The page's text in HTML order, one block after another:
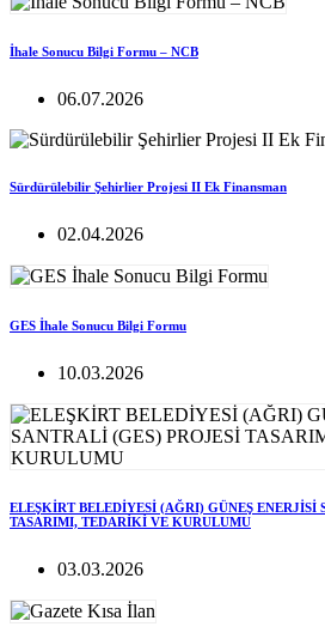
İhale Sonucu Bilgi Formu – NCB
06.07.2026
Sürdürülebilir Şehirlier Projesi II Ek Finansman
02.04.2026
GES İhale Sonucu Bilgi Formu
10.03.2026
ELEŞKİRT BELEDİYESİ (AĞRI) GÜNEŞ ENERJİSİ
TASARIMI, TEDARİKİ VE KURULUMU
03.03.2026